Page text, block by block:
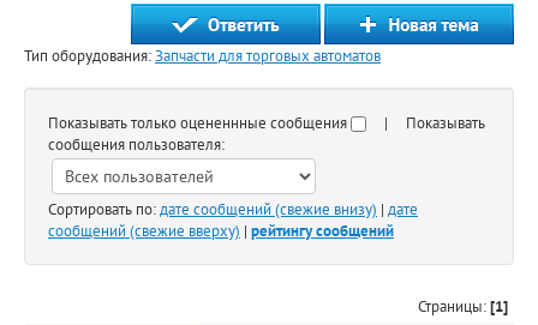
Тип оборудования:Запчасти для торговых автоматов
Показывать только оцененнные сообщения
| Показывать
сообщения пользователя:
Сортировать по:дате сообщений (свежие внизу) | дате
сообщений (свежие вверху) | рейтингу сообщений
Страницы:[1]